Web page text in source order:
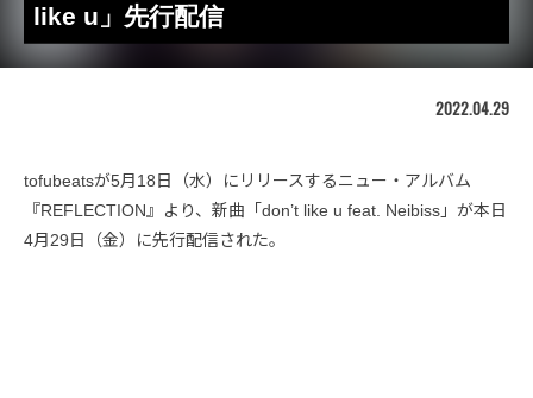
like u」先行配信
2022.04.29
tofubeatsが5月18日（水）にリリースするニュー・アルバム
『REFLECTION』より、新曲「don’t like u feat. Neibiss」が本日
4月29日（金）に先行配信された。